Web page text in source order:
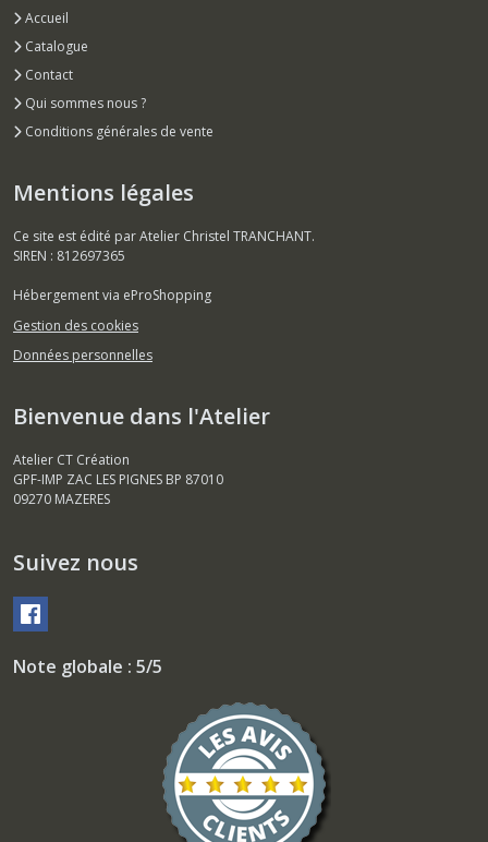
Accueil
Catalogue
Contact
Qui sommes nous ?
Conditions générales de vente
Mentions légales
Ce site est édité par Atelier Christel TRANCHANT.
SIREN : 812697365
Hébergement via eProShopping
Gestion des cookies
Données personnelles
Bienvenue dans l'Atelier
Atelier CT Création
GPF-IMP ZAC LES PIGNES BP 87010
09270 MAZERES
Suivez nous
Note globale : 5/5